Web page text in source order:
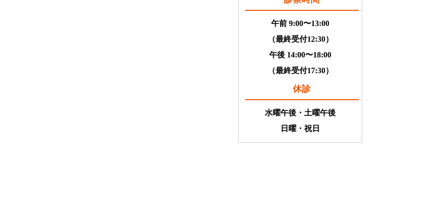
午前 9:00〜13:00
（最終受付12:30）
午後 14:00〜18:00
（最終受付17:30）
休診
水曜午後・土曜午後
日曜・祝日